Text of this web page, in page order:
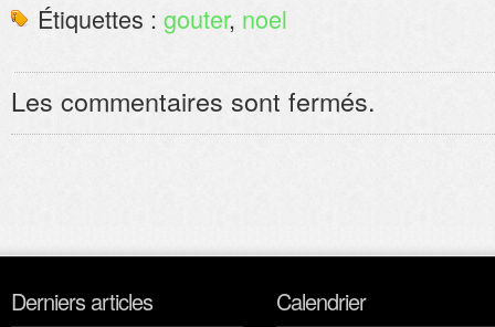
Étiquettes : gouter, noel
Les commentaires sont fermés.
Derniers articles Calendrier